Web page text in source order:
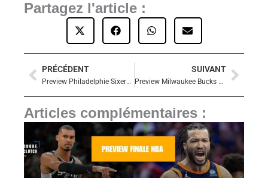
Partagez l'article :
Précédent
PRÉCÉDENT
Preview Philadelphie Sixers 2022/2023
SUIVANT
Preview Milwaukee Bucks 2022/2023
Articles complémentaires :